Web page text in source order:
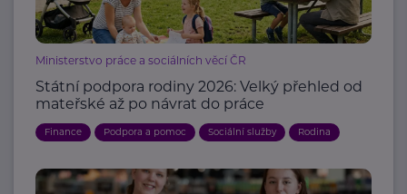
Ministerstvo práce a sociálních věcí ČR
Státní podpora rodiny 2026: Velký přehled od
mateřské až po návrat do práce
Finance Podpora a pomoc Sociální služby Rodina